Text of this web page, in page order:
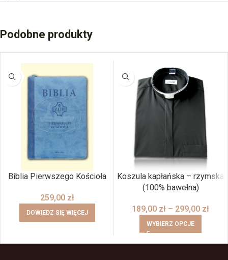
Podobne produkty
BRAK
Biblia Pierwszego Kościoła
259,00 zł
DOWIEDZ SIĘ WIĘCEJ
Koszula kapłańska – rzymska
(100% bawełna)
189,00 zł – 299,00 zł
WYBIERZ OPCJE